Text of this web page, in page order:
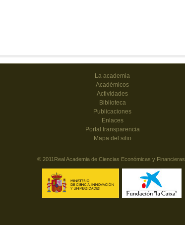
La academia
Académicos
Actividades
Biblioteca
Publicaciones
Enlaces
Portal transparencia
Mapa del sitio
© 2011Real Academia de Ciencias Económicas y Financieras